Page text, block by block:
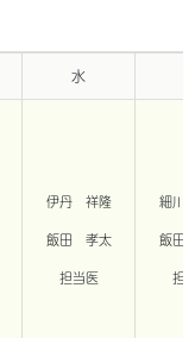
水
伊丹 祥隆
飯田 孝太
担当医
細川
飯田
担